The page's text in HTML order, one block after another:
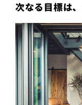
次なる目標は